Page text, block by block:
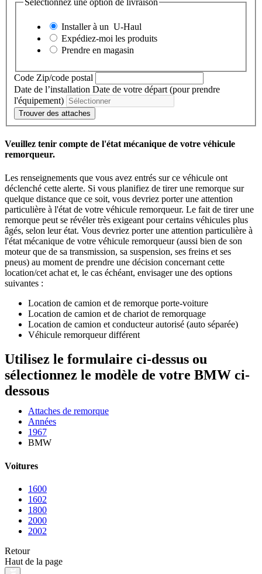
Sélectionnez une option de livraison
Installer à un U-Haul
Expédiez-moi les produits
Prendre en magasin
Code Zip/code postal
Date de l’installation Date de votre départ (pour prendre
l'équipement)
Trouver des attaches
Veuillez tenir compte de l'état mécanique de votre véhicule
remorqueur.
Les renseignements que vous avez entrés sur ce véhicule ont
déclenché cette alerte. Si vous planifiez de tirer une remorque sur
quelque distance que ce soit, vous devriez porter une attention
particulière à l'état de votre véhicule remorqueur. Le fait de tirer une
remorque peut se révéler très exigeant pour certains véhicules plus
âgés, selon leur état. Vous devriez porter une attention particulière à
l'état mécanique de votre véhicule remorqueur (aussi bien de son
moteur que de sa transmission, sa suspension, ses freins et ses
pneus) au moment de prendre une décision concernant cette
location/cet achat et, le cas échéant, envisager une des options
suivantes :
Location de camion et de remorque porte-voiture
Location de camion et de chariot de remorquage
Location de camion et conducteur autorisé (auto séparée)
Véhicule remorqueur différent
Utilisez le formulaire ci-dessus ou
sélectionnez le modèle de votre BMW ci-
dessous
Attaches de remorque
Années
1967
BMW
Voitures
1600
1602
1800
2000
2002
Retour
Haut de la page